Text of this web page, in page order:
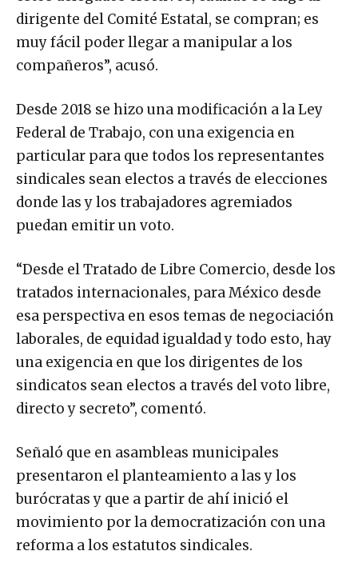
dirigente del Comité Estatal, se compran; es
muy fácil poder llegar a manipular a los
compañeros”, acusó.
Desde 2018 se hizo una modificación a la Ley
Federal de Trabajo, con una exigencia en
particular para que todos los representantes
sindicales sean electos a través de elecciones
donde las y los trabajadores agremiados
puedan emitir un voto.
“Desde el Tratado de Libre Comercio, desde los
tratados internacionales, para México desde
esa perspectiva en esos temas de negociación
laborales, de equidad igualdad y todo esto, hay
una exigencia en que los dirigentes de los
sindicatos sean electos a través del voto libre,
directo y secreto”, comentó.
Señaló que en asambleas municipales
presentaron el planteamiento a las y los
burócratas y que a partir de ahí inició el
movimiento por la democratización con una
reforma a los estatutos sindicales.